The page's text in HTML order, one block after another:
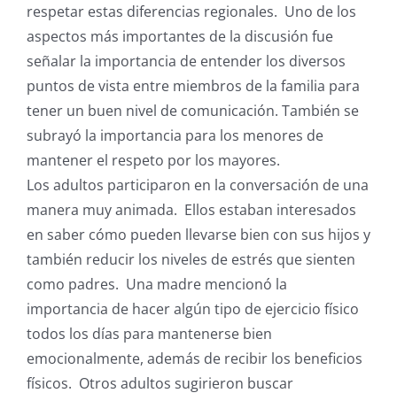
respetar estas diferencias regionales. Uno de los
aspectos más importantes de la discusión fue
señalar la importancia de entender los diversos
puntos de vista entre miembros de la familia para
tener un buen nivel de comunicación. También se
subrayó la importancia para los menores de
mantener el respeto por los mayores.
Los adultos participaron en la conversación de una
manera muy animada. Ellos estaban interesados
en saber cómo pueden llevarse bien con sus hijos y
también reducir los niveles de estrés que sienten
como padres. Una madre mencionó la
importancia de hacer algún tipo de ejercicio físico
todos los días para mantenerse bien
emocionalmente, además de recibir los beneficios
físicos. Otros adultos sugirieron buscar